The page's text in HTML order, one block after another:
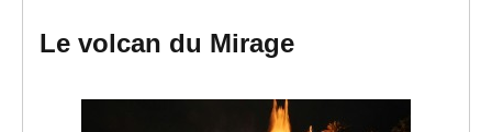
Le volcan du Mirage